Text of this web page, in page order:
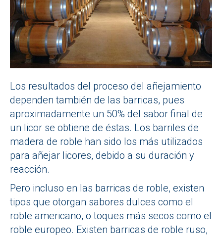
Los resultados del proceso del añejamiento
dependen también de las barricas, pues
aproximadamente un 50% del sabor final de
un licor se obtiene de éstas. Los barriles de
madera de roble han sido los más utilizados
para añejar licores, debido a su duración y
reacción.
Pero incluso en las barricas de roble, existen
tipos que otorgan sabores dulces como el
roble americano, o toques más secos como el
roble europeo. Existen barricas de roble ruso,